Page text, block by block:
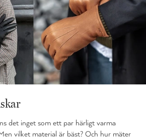
det inget som ett par härligt varma
vilket material är bäst? Och hur mäter